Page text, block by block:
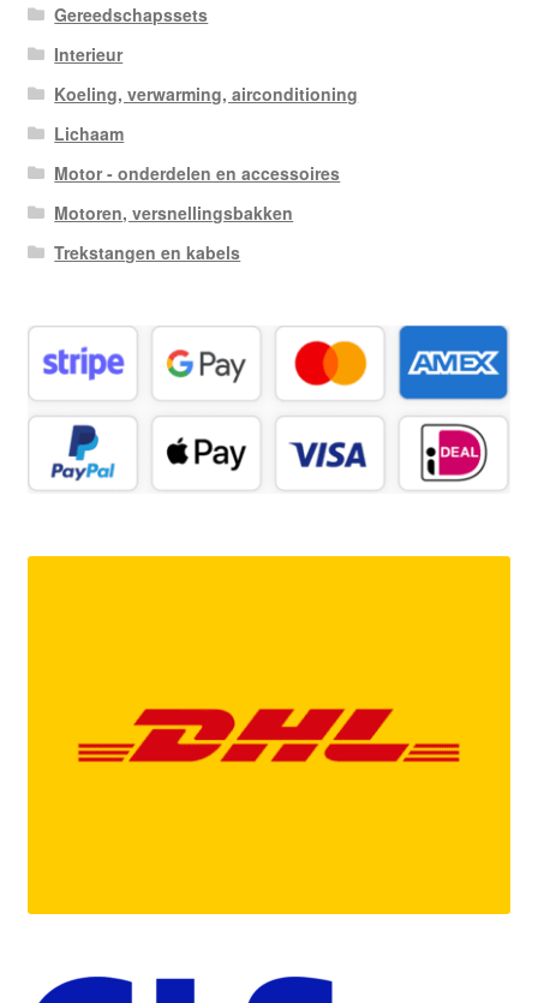
Gereedschapssets
Interieur
Koeling, verwarming, airconditioning
Lichaam
Motor - onderdelen en accessoires
Motoren, versnellingsbakken
Trekstangen en kabels